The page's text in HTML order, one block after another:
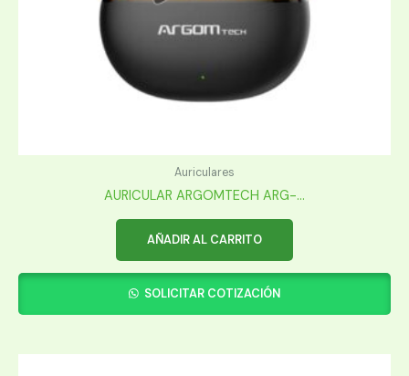
Auriculares
AURICULAR ARGOMTECH ARG-...
AÑADIR AL CARRITO
SOLICITAR COTIZACIÓN